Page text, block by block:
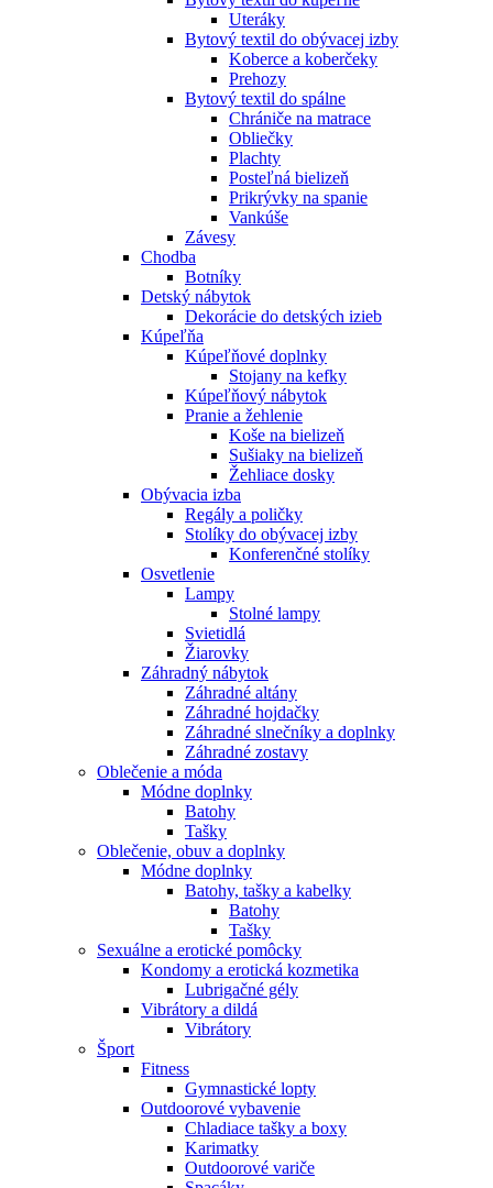
Uteráky
Bytový textil do obývacej izby
Koberce a koberčeky
Prehozy
Bytový textil do spálne
Chrániče na matrace
Obliečky
Plachty
Posteľná bielizeň
Prikrývky na spanie
Vankúše
Závesy
Chodba
Botníky
Detský nábytok
Dekorácie do detských izieb
Kúpeľňa
Kúpeľňové doplnky
Stojany na kefky
Kúpeľňový nábytok
Pranie a žehlenie
Koše na bielizeň
Sušiaky na bielizeň
Žehliace dosky
Obývacia izba
Regály a poličky
Stolíky do obývacej izby
Konferenčné stolíky
Osvetlenie
Lampy
Stolné lampy
Svietidlá
Žiarovky
Záhradný nábytok
Záhradné altány
Záhradné hojdačky
Záhradné slnečníky a doplnky
Záhradné zostavy
Oblečenie a móda
Módne doplnky
Batohy
Tašky
Oblečenie, obuv a doplnky
Módne doplnky
Batohy, tašky a kabelky
Batohy
Tašky
Sexuálne a erotické pomôcky
Kondomy a erotická kozmetika
Lubrigačné gély
Vibrátory a dildá
Vibrátory
Šport
Fitness
Gymnastické lopty
Outdoorové vybavenie
Chladiace tašky a boxy
Karimatky
Outdoorové variče